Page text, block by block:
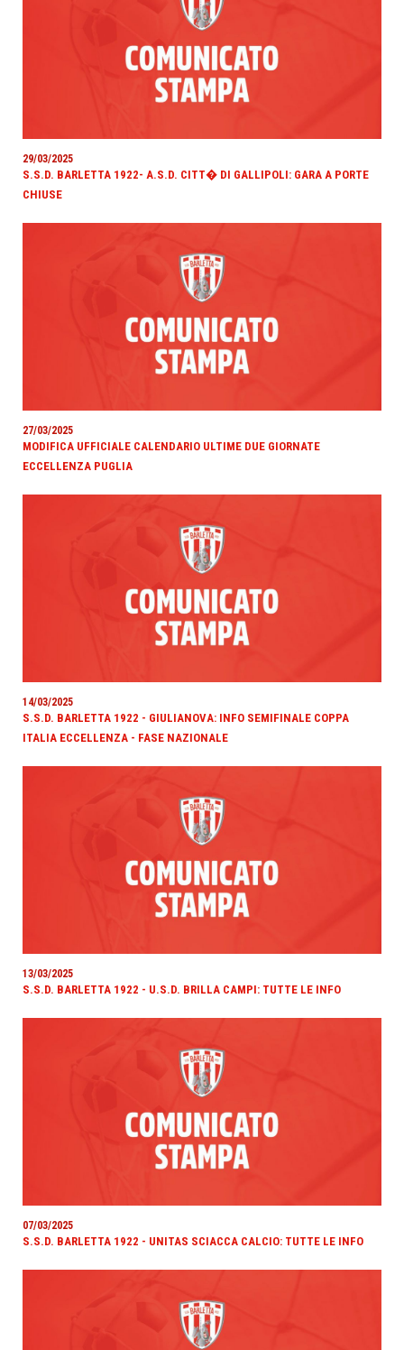
29/03/2025
S.S.D. BARLETTA 1922- A.S.D. CITT� DI GALLIPOLI: GARA A PORTE
CHIUSE
27/03/2025
MODIFICA UFFICIALE CALENDARIO ULTIME DUE GIORNATE
ECCELLENZA PUGLIA
14/03/2025
S.S.D. BARLETTA 1922 - GIULIANOVA: INFO SEMIFINALE COPPA
ITALIA ECCELLENZA - FASE NAZIONALE
13/03/2025
S.S.D. BARLETTA 1922 - U.S.D. BRILLA CAMPI: TUTTE LE INFO
07/03/2025
S.S.D. BARLETTA 1922 - UNITAS SCIACCA CALCIO: TUTTE LE INFO